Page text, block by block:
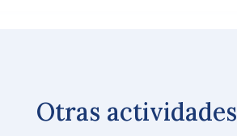
Otras actividades